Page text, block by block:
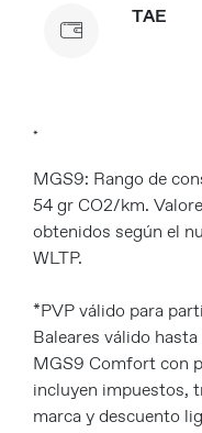
TAE
*
MGS9: Rango de
54 gr CO2/km.
obtenidos según el
WLTP.
*PVP válido para
Baleares válido
MGS9 Comfort con
incluyen impuestos,
marca y descuento